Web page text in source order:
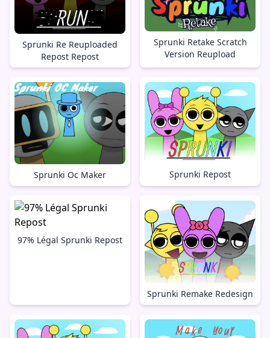
Sprunki Re Reuploaded
Repost Repost
Sprunki Retake Scratch
Version Reupload
Sprunki Oc Maker Sprunki Repost
97% Légal Sprunki Repost
Sprunki Remake Redesign